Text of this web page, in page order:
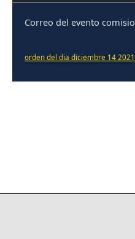
Correo del evento
orden del dia diciembre 14 2021